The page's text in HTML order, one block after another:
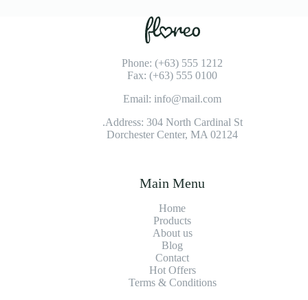
Phone: (+63) 555 1212
Fax: (+63) 555 0100
Email: info@mail.com
Address: 304 North Cardinal St.
Dorchester Center, MA 02124
Main Menu
Home
Products
About us
Blog
Contact
Hot Offers
Terms & Conditions